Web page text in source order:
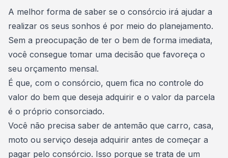
A melhor forma de saber se o consórcio irá ajudar a
realizar os seus sonhos é por meio do planejamento.
Sem a preocupação de ter o bem de forma imediata,
você consegue tomar uma decisão que favoreça o
seu orçamento mensal.
É que, com o consórcio, quem fica no controle do
valor do bem que deseja adquirir e o valor da parcela
é o próprio consorciado.
Você não precisa saber de antemão que carro, casa,
moto ou serviço deseja adquirir antes de começar a
pagar pelo consórcio. Isso porque se trata de um